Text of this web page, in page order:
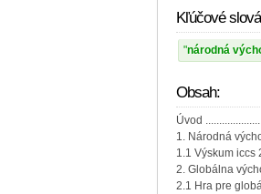
Kľúčové
národná
Obsah:
Úvod
1. Národná
1.1 Výskum iccs
2. Globálna
2.1 Hra pre